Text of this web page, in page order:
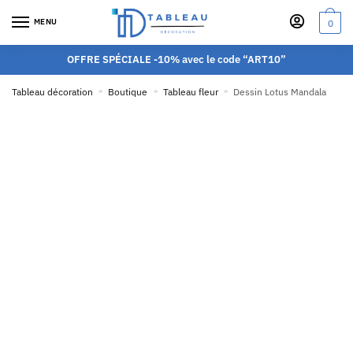
MENU 0
OFFRE SPÉCIALE -10% avec le code “ART10”
Tableau décoration » Boutique » Tableau fleur » Dessin Lotus Mandala